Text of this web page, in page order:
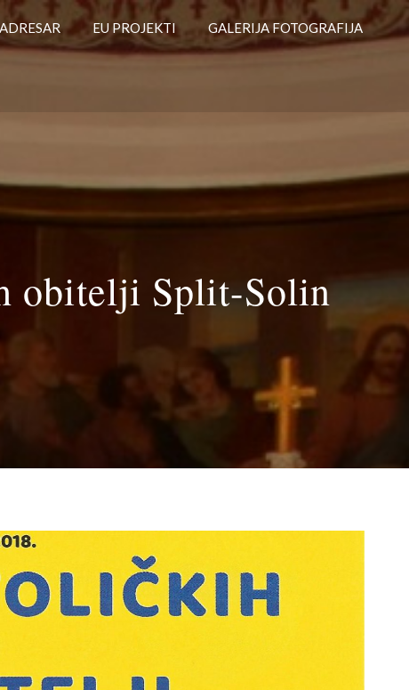
ADRESAR EU PROJEKTI GALERIJA FOTOGRAFIJA
obitelji Split-Solin